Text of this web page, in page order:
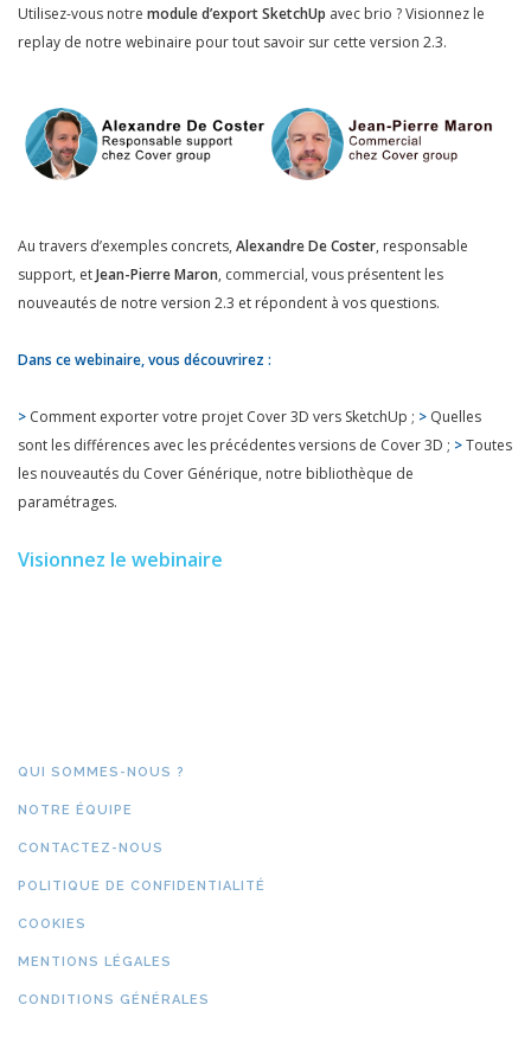
Utilisez-vous notre module d’export SketchUp avec brio ? Visionnez le
replay de notre webinaire pour tout savoir sur cette version 2.3.
Au travers d’exemples concrets, Alexandre De Coster, responsable
support, etJean-Pierre Maron, commercial, vous présentent les
nouveautés de notre version 2.3 et répondent à vos questions.
Dans ce webinaire, vous découvrirez :
> Comment exporter votre projet Cover 3D vers SketchUp ; > Quelles
sont les différences avec les précédentes versions de Cover 3D ; >Toutes
les nouveautés du Cover Générique, notre bibliothèque de
paramétrages.
Visionnez le webinaire
QUI SOMMES-NOUS ?
NOTRE ÉQUIPE
CONTACTEZ-NOUS
POLITIQUE DE CONFIDENTIALITÉ
COOKIES
MENTIONS LÉGALES
CONDITIONS GÉNÉRALES